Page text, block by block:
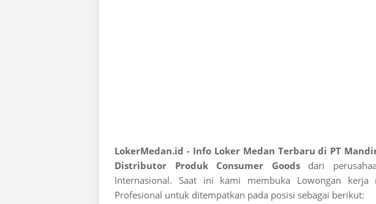
LokerMedan.id - Info Loker Medan Terbaru di PT
Distributor Produk Consumer Goodsdari
Internasional. Saat ini kami membuka Lowongan kerja
Profesional untuk ditempatkan pada posisi sebagai berikut: